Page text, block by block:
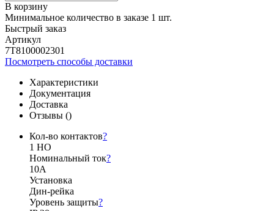
В корзину
Минимальное количество в заказе 1 шт.
Быстрый заказ
Артикул
7T8100002301
Посмотреть способы доставки
Характеристики
Документация
Доставка
Отзывы ()
Кол-во контактов?
1 НО
Номинальный ток?
10А
Установка
Дин-рейка
Уровень защиты?